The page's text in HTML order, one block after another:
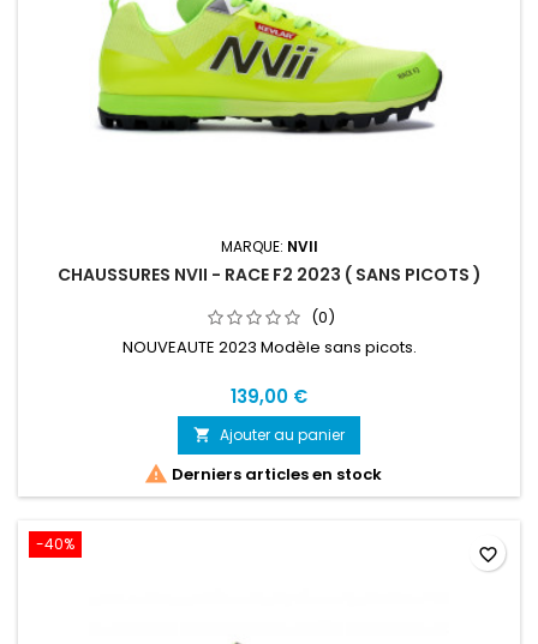
MARQUE: NVII
CHAUSSURES NVII - RACE F2 2023 ( SANS PICOTS )
(0)
NOUVEAUTE 2023 Modèle sans picots.
139,00 €
 Ajouter au panier
 Derniers articles en stock
-40% favorite_border